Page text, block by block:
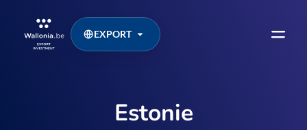
EXPORT
Estonie